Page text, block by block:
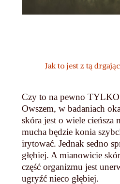
Jak to jest z tą
Czy to na pewno
Owszem, w badaniach
skóra jest o wiele cieńsza
mucha będzie konia
irytować. Jednak sedno
głębiej. A mianowicie
część organizmu jest
ugryźć nieco głębiej.